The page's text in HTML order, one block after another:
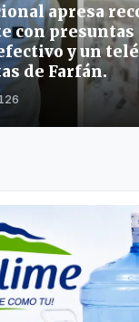
apresa
con presuntas
y un
de Farfán.